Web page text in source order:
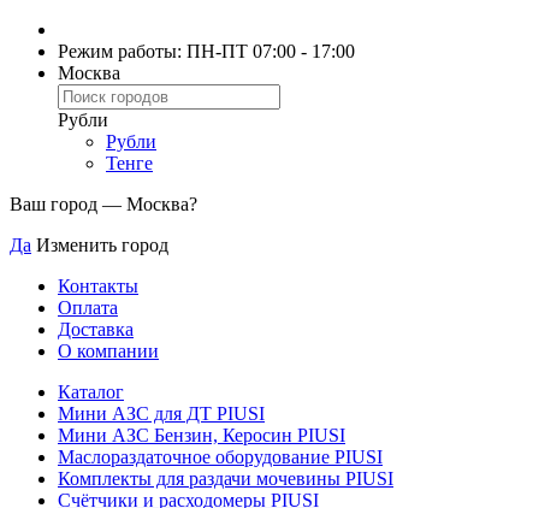
Режим работы: ПН-ПТ 07:00 - 17:00
Москва
Рубли
Рубли
Тенге
Ваш город — Москва?
Да Изменить город
Контакты
Оплата
Доставка
О компании
Каталог
Мини АЗС для ДТ PIUSI
Мини АЗС Бензин, Керосин PIUSI
Маслораздаточное оборудование PIUSI
Комплекты для раздачи мочевины PIUSI
Счётчики и расходомеры PIUSI